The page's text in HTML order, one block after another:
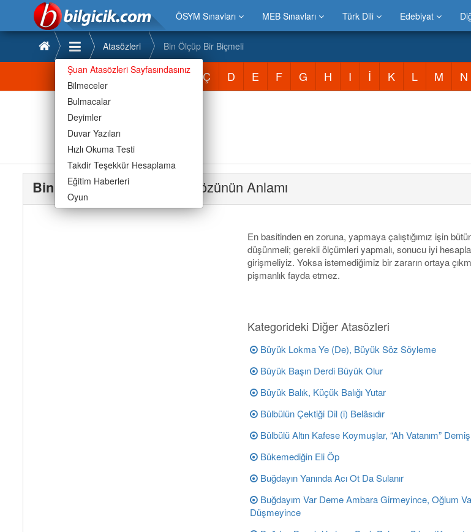
ÖSYM Sınavları MEB Sınavları Türk Dili Edebiyat
Şuan Atasözleri Sayfasındasınız
Bilmeceler
Bulmacalar
Deyimler
Duvar Yazıları
Hızlı Okuma Testi
Takdir Teşekkür Hesaplama
Eğitim Haberleri
Oyun
Atasözleri Bin Ölçüp Bir Biçmeli
Atasözleri A B C Ç D E F G H I İ K L M N
Bin Ölçüp Bir Biçmeli Atasözünün Anlamı
En basitinden en zoruna, yapmaya çalıştığımız işin
düşünmeli; gerekli ölçümleri yapmalı, sonucu iyi
girişmeliyiz. Yoksa istemediğimiz bir zararın ortaya
pişmanlık fayda etmez.
Kategorideki Diğer Atasözleri
Büyük Lokma Ye (De), Büyük Söz Söyleme
Büyük Başın Derdi Büyük Olur
Büyük Balık, Küçük Balığı Yutar
Bülbülün Çektiği Dil (i) Belâsıdır
Bülbülü Altın Kafese Koymuşlar, “Ah Vatanım” Demiş
Bükemediğin Eli Öp
Buğdayın Yanında Acı Ot Da Sulanır
Buğdayım Var Deme Ambara Girmeyince, Oğlum
Düşmeyince